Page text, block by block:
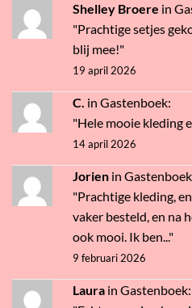
Shelley Broere in
"Prachtige setjes
blij mee!"
19 april 2026
C. in Gastenboek:
"Hele mooie kleding
14 april 2026
Jorien in Gastenboek
"Prachtige kleding,
vaker besteld, en na
ook mooi. Ik ben..."
9 februari 2026
Laura in Gastenboek: